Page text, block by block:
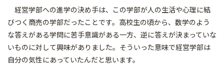
経営学部への進学の決め手は、この学部が人の生活や心理に結
びつく商売の学部だったことです。高校生の頃から、数学のよう
な答えがある学問に苦手意識がある一方、逆に答えが決まっていな
いものに対して興味がありました。そういった意味で経営学部は
自分の気性にあっていたんだと思います。